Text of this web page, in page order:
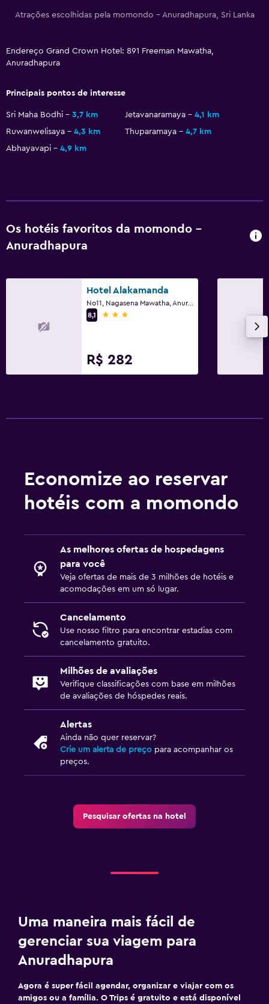
Atrações escolhidas pela momondo - Anuradhapura, Sri Lanka
Endereço Grand Crown Hotel: 891 Freeman Mawatha,
Anuradhapura
Principais pontos de interesse
Sri Maha Bodhi 3,7 km Jetavanaramaya
4,1 km
Ruwanwelisaya
4,3 km Thuparamaya
4,7 km
Abhayavapi
4,9 km
Os hotéis favoritos da momondo -
Anuradhapura
Hotel Alakamanda
No11, Nagasena Mawatha, Anuradhapura
8,1
3 estrelas
R$ 282
Economize ao reservar
hotéis com a momondo
As melhores ofertas de hospedagens
para você
Veja ofertas de mais de 3 milhões de hotéis e
acomodações em um só lugar.
Cancelamento
Use nosso filtro para encontrar estadias com
cancelamento gratuito.
Milhões de avaliações
Verifique classificações com base em milhões
de avaliações de hóspedes reais.
Alertas
Ainda não quer reservar?
Crie um alerta de preço para acompanhar os
preços.
Pesquisar ofertas na hotel
Uma maneira mais fácil de
gerenciar sua viagem para
Anuradhapura
Agora é super fácil agendar, organizar e viajar com os
amigos ou a família. O Trips é gratuito e está disponível